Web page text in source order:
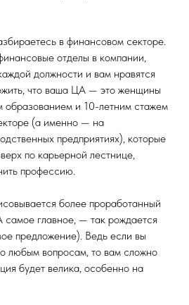
в финансовом секторе.
отделы в компании,
должности и вам нравятся
что ваша ЦА — это женщины
и 10-летним стажем
(а именно — на
предприятиях), которые
по карьерной лестнице,
профессию.
более проработанный
самое главное, — так рождается
предложение). Ведь если вы
любым вопросам, то вам сложно
будет велика, особенно на